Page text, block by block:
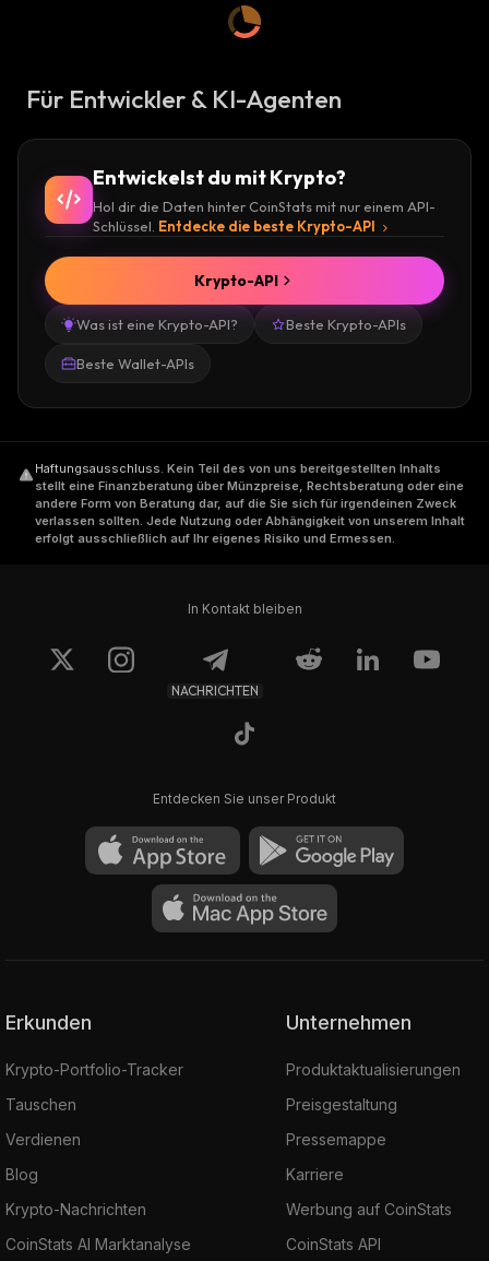
Für Entwickler & KI-Agenten
Entwickelst du mit Krypto?
Hol dir die Daten hinter CoinStats mit nur einem API-
Schlüssel. Entdecke die beste Krypto-API
Was ist eine Krypto-API? Beste Krypto-APIs
Beste Wallet-APIs
Krypto-API
Haftungsausschluss. Kein Teil des von uns bereitgestellten Inhalts
stellt eine Finanzberatung über Münzpreise, Rechtsberatung oder eine
andere Form von Beratung dar, auf die Sie sich für irgendeinen Zweck
verlassen sollten. Jede Nutzung oder Abhängigkeit von unserem Inhalt
erfolgt ausschließlich auf Ihr eigenes Risiko und Ermessen.
In Kontakt bleiben
NACHRICHTEN
Entdecken Sie unser Produkt
Erkunden
Krypto-Portfolio-Tracker
Tauschen
Verdienen
Blog
Krypto-Nachrichten
CoinStats AI Marktanalyse
Unternehmen
Produktaktualisierungen
Preisgestaltung
Pressemappe
Karriere
Werbung auf CoinStats
CoinStats API